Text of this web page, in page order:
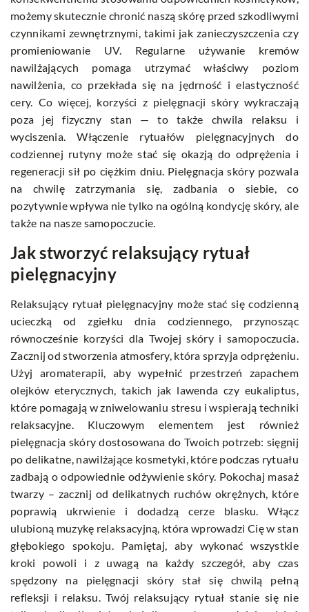
możemy skutecznie chronić naszą skórę przed szkodliwymi
czynnikami zewnętrznymi, takimi jak zanieczyszczenia czy
promieniowanie UV. Regularne używanie kremów
nawilżających pomaga utrzymać właściwy poziom
nawilżenia, co przekłada się na jędrność i elastyczność
cery. Co więcej, korzyści z pielęgnacji skóry wykraczają
poza jej fizyczny stan — to także chwila relaksu i
wyciszenia. Włączenie rytuałów pielęgnacyjnych do
codziennej rutyny może stać się okazją do odprężenia i
regeneracji sił po ciężkim dniu. Pielęgnacja skóry pozwala
na chwilę zatrzymania się, zadbania o siebie, co
pozytywnie wpływa nie tylko na ogólną kondycję skóry, ale
także na nasze samopoczucie.
Jak stworzyć relaksujący rytuał
pielęgnacyjny
Relaksujący rytuał pielęgnacyjny może stać się codzienną
ucieczką od zgiełku dnia codziennego, przynosząc
równocześnie korzyści dla Twojej skóry i samopoczucia.
Zacznij od stworzenia atmosfery, która sprzyja odprężeniu.
Użyj aromaterapii, aby wypełnić przestrzeń zapachem
olejków eterycznych, takich jak lawenda czy eukaliptus,
które pomagają w zniwelowaniu stresu i wspierają techniki
relaksacyjne. Kluczowym elementem jest również
pielęgnacja skóry dostosowana do Twoich potrzeb: sięgnij
po delikatne, nawilżające kosmetyki, które podczas rytuału
zadbają o odpowiednie odżywienie skóry. Pokochaj masaż
twarzy – zacznij od delikatnych ruchów okrężnych, które
poprawią ukrwienie i dodadzą cerze blasku. Włącz
ulubioną muzykę relaksacyjną, która wprowadzi Cię w stan
głębokiego spokoju. Pamiętaj, aby wykonać wszystkie
kroki powoli i z uwagą na każdy szczegół, aby czas
spędzony na pielęgnacji skóry stał się chwilą pełną
refleksji i relaksu. Twój relaksujący rytuał stanie się nie